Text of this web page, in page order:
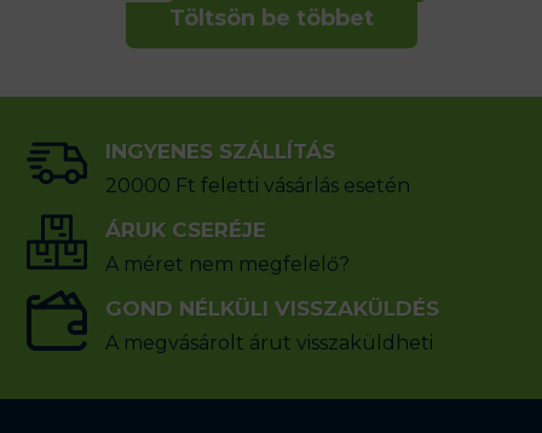
Töltsön be többet
INGYENES SZÁLLÍTÁS
20000 Ft feletti vásárlás esetén
ÁRUK CSERÉJE
A méret nem megfelelő?
GOND NÉLKÜLI VISSZAKÜLDÉS
A megvásárolt árut visszaküldheti